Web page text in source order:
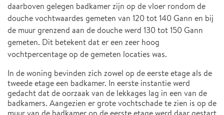
daarboven gelegen badkamer zijn op de vloer rondom de
douche vochtwaardes gemeten van 120 tot 140 Gann en bij
de muur grenzend aan de douche werd 130 tot 150 Gann
gemeten. Dit betekent dat er een zeer hoog
vochtpercentage op de gemeten locaties was.
In de woning bevinden zich zowel op de eerste etage als de
tweede etage een badkamer. In eerste instantie werd
gedacht dat de oorzaak van de lekkages lag in een van de
badkamers. Aangezien er grote vochtschade te zien is op de